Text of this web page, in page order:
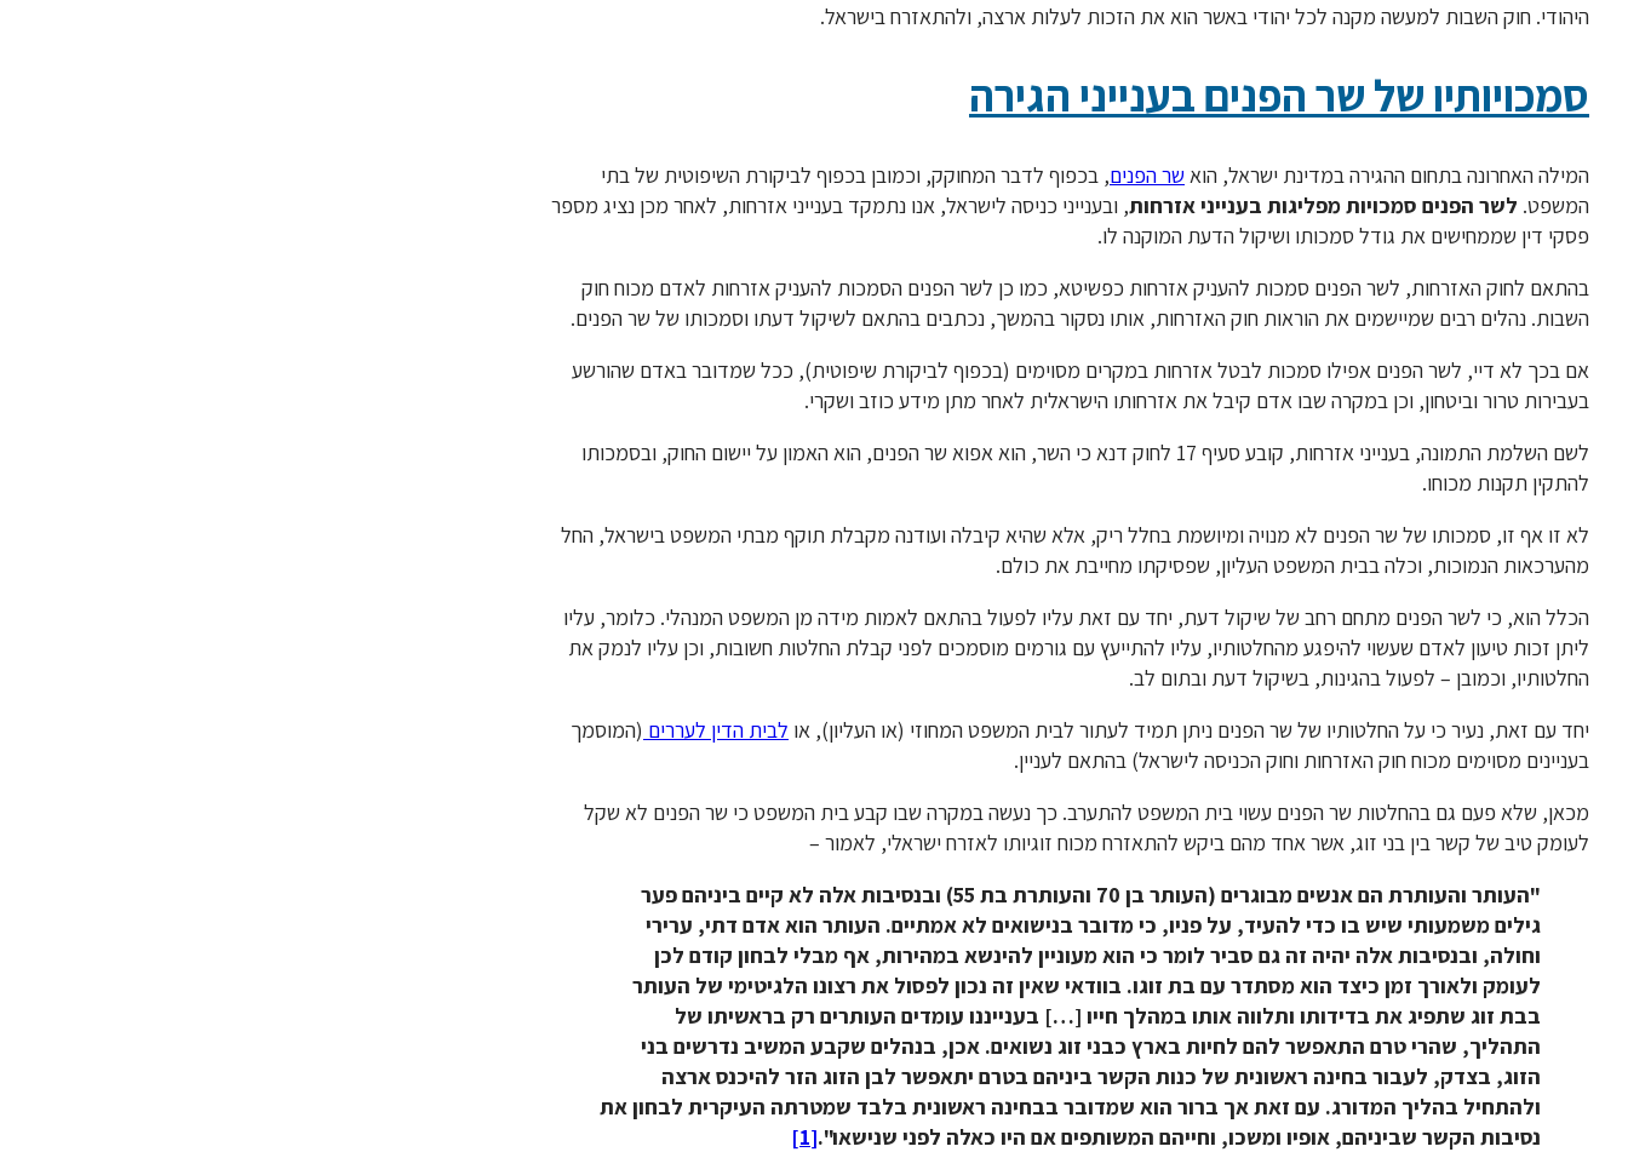
היהודי. חוק השבות למעשה מקנה לכל יהודי באשר הוא את הזכות לעלות ארצה, ולהתאזרח בישראל.
סמכויותיו של שר הפנים בענייני הגירה
המילה האחרונה בתחום ההגירה במדינת ישראל, הואשר הפנים, בכפוף לדבר המחוקק, וכמובן בכפוף לביקורת השיפוטית של בתי
המשפט. לשר הפנים סמכויות מפליגות בענייני אזרחות, ובענייני כניסה לישראל, אנו נתמקד בענייני אזרחות, לאחר מכן נציג מספר
פסקי דין שממחישים את גודל סמכותו ושיקול הדעת המוקנה לו.
בהתאם לחוק האזרחות, לשר הפנים סמכות להעניק אזרחות כפשיטא, כמו כן לשר הפנים הסמכות להעניק אזרחות לאדם מכוח חוק
השבות. נהלים רבים שמיישמים את הוראות חוק האזרחות, אותו נסקור בהמשך, נכתבים בהתאם לשיקול דעתו וסמכותו של שר הפנים.
אם בכך לא דיי, לשר הפנים אפילו סמכות לבטל אזרחות במקרים מסוימים (בכפוף לביקורת שיפוטית), ככל שמדובר באדם שהורשע
בעבירות טרור וביטחון, וכן במקרה שבו אדם קיבל את אזרחותו הישראלית לאחר מתן מידע כוזב ושקרי.
לשם השלמת התמונה, בענייני אזרחות, קובע סעיף 17 לחוק דנא כי השר, הוא אפוא שר הפנים, הוא האמון על יישום החוק, ובסמכותו
להתקין תקנות מכוחו.
לא זו אף זו, סמכותו של שר הפנים לא מנויה ומיושמת בחלל ריק, אלא שהיא קיבלה ועודנה מקבלת תוקף מבתי המשפט בישראל, החל
מהערכאות הנמוכות, וכלה בבית המשפט העליון, שפסיקתו מחייבת את כולם.
הכלל הוא, כי לשר הפנים מתחם רחב של שיקול דעת, יחד עם זאת עליו לפעול בהתאם לאמות מידה מן המשפט המנהלי. כלומר, עליו
ליתן זכות טיעון לאדם שעשוי להיפגע מהחלטותיו, עליו להתייעץ עם גורמים מוסמכים לפני קבלת החלטות חשובות, וכן עליו לנמק את
החלטותיו, וכמובן – לפעול בהגינות, בשיקול דעת ובתום לב.
יחד עם זאת, נעיר כי על החלטותיו של שר הפנים ניתן תמיד לעתור לבית המשפט המחוזי (או העליון), או לבית הדין לעררים (המוסמך
בעניינים מסוימים מכוח חוק האזרחות וחוק הכניסה לישראל) בהתאם לעניין.
מכאן, שלא פעם גם בהחלטות שר הפנים עשוי בית המשפט להתערב. כך נעשה במקרה שבו קבע בית המשפט כי שר הפנים לא שקל
לעומק טיב של קשר בין בני זוג, אשר אחד מהם ביקש להתאזרח מכוח זוגיותו לאזרח ישראלי, לאמור –
"העותר והעותרת הם אנשים מבוגרים (העותר בן 70 והעותרת בת 55) ובנסיבות אלה לא קיים ביניהם פער
גילים משמעותי שיש בו כדי להעיד, על פניו, כי מדובר בנישואים לא אמתיים. העותר הוא אדם דתי, ערירי
וחולה, ובנסיבות אלה יהיה זה גם סביר לומר כי הוא מעוניין להינשא במהירות, אף מבלי לבחון קודם לכן
לעומק ולאורך זמן כיצד הוא מסתדר עם בת זוגו. בוודאי שאין זה נכון לפסול את רצונו הלגיטימי של העותר
בבת זוג שתפיג את בדידותו ותלווה אותו במהלך חייו […] בענייננו עומדים העותרים רק בראשיתו של
התהליך, שהרי טרם התאפשר להם לחיות בארץ כבני זוג נשואים. אכן, בנהלים שקבע המשיב נדרשים בני
הזוג, בצדק, לעבור בחינה ראשונית של כנות הקשר ביניהם בטרם יתאפשר לבן הזוג הזר להיכנס ארצה
ולהתחיל בהליך המדורג. עם זאת אך ברור הוא שמדובר בבחינה ראשונית בלבד שמטרתה העיקרית לבחון את
נסיבות הקשר שביניהם, אופיו ומשכו, וחייהם המשותפים אם היו כאלה לפני שנישאו".[1]